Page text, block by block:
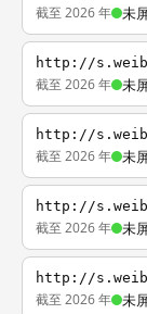
截至 2026 年 未
http://
截至 2026 年 未
http://
截至 2026 年 未
http://
截至 2026 年 未
http://
截至 2026 年 未